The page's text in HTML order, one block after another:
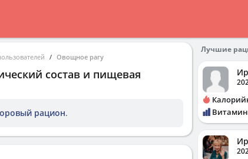
Овощное рагу
состав и пищевая
рацион.
Лучшие